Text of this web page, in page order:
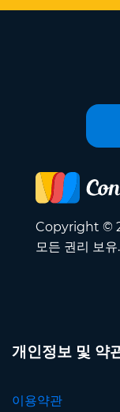
Copyright ©
모든 권리 보유.
개인정보 및 약
이용약관